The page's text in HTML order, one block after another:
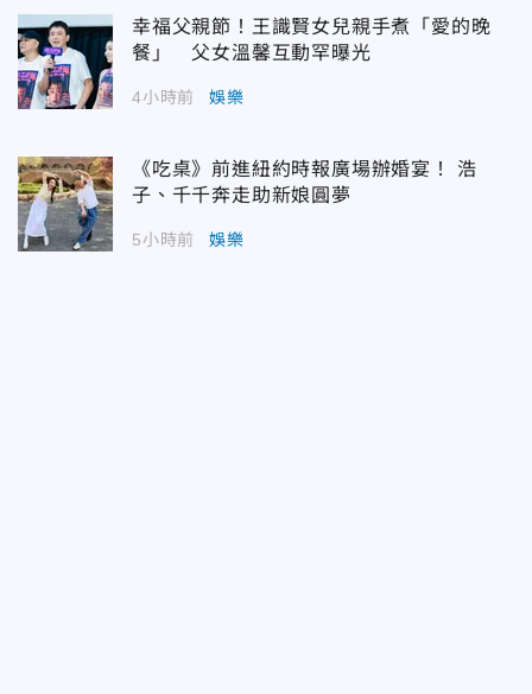
幸福父親節！王識賢女兒親手煮「愛的晚
餐」 父女溫馨互動罕曝光
4小時前 娛樂
《吃桌》前進紐約時報廣場辦婚宴！ 浩
子、千千奔走助新娘圓夢
5小時前 娛樂